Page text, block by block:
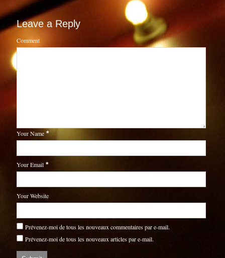
Leave a Reply
Comment
Your Name *
Your Email *
Your Website
Prévenez-moi de tous les nouveaux commentaires par e-mail.
Prévenez-moi de tous les nouveaux articles par e-mail.